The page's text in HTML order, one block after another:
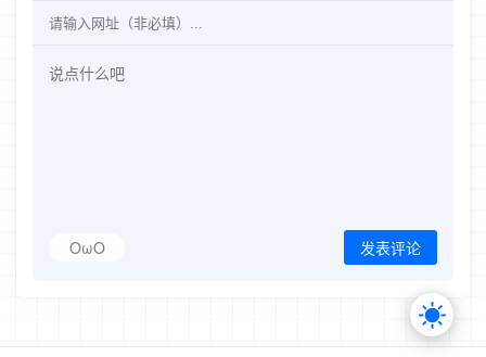
OωO 发表评论